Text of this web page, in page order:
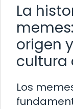
La
origen
cultura
Los